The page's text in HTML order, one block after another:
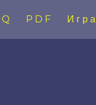
PDF Игра